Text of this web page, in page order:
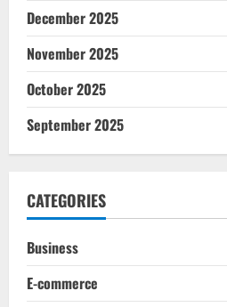
December 2025
November 2025
October 2025
September 2025
CATEGORIES
Business
E-commerce